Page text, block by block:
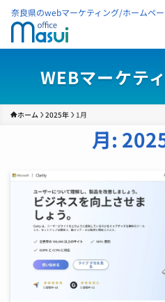
奈良県のwebマーケティング/ホームペ
WEBマーケテ
ホーム 2025年 1月
月: